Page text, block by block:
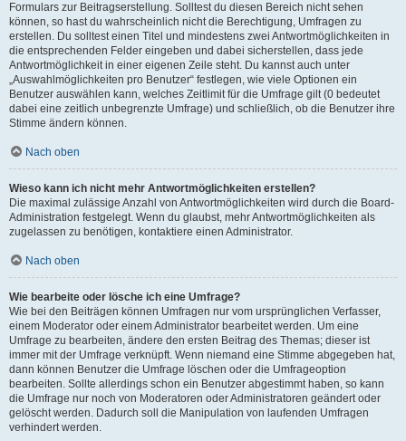
Formulars zur Beitragserstellung. Solltest du diesen Bereich nicht sehen
können, so hast du wahrscheinlich nicht die Berechtigung, Umfragen zu
erstellen. Du solltest einen Titel und mindestens zwei Antwortmöglichkeiten in
die entsprechenden Felder eingeben und dabei sicherstellen, dass jede
Antwortmöglichkeit in einer eigenen Zeile steht. Du kannst auch unter
„Auswahlmöglichkeiten pro Benutzer“ festlegen, wie viele Optionen ein
Benutzer auswählen kann, welches Zeitlimit für die Umfrage gilt (0 bedeutet
dabei eine zeitlich unbegrenzte Umfrage) und schließlich, ob die Benutzer ihre
Stimme ändern können.
Nach oben
Wieso kann ich nicht mehr Antwortmöglichkeiten erstellen?
Die maximal zulässige Anzahl von Antwortmöglichkeiten wird durch die Board-
Administration festgelegt. Wenn du glaubst, mehr Antwortmöglichkeiten als
zugelassen zu benötigen, kontaktiere einen Administrator.
Nach oben
Wie bearbeite oder lösche ich eine Umfrage?
Wie bei den Beiträgen können Umfragen nur vom ursprünglichen Verfasser,
einem Moderator oder einem Administrator bearbeitet werden. Um eine
Umfrage zu bearbeiten, ändere den ersten Beitrag des Themas; dieser ist
immer mit der Umfrage verknüpft. Wenn niemand eine Stimme abgegeben hat,
dann können Benutzer die Umfrage löschen oder die Umfrageoption
bearbeiten. Sollte allerdings schon ein Benutzer abgestimmt haben, so kann
die Umfrage nur noch von Moderatoren oder Administratoren geändert oder
gelöscht werden. Dadurch soll die Manipulation von laufenden Umfragen
verhindert werden.